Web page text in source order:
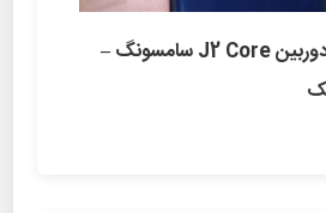
تعمیر یا تعویض دوربین J2 Core سامسونگ –